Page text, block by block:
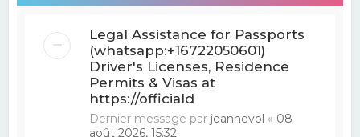
Legal Assistance for Passports
(whatsapp:+16722050601)
Driver's Licenses, Residence
Permits & Visas at
https://officiald
Dernier message par jeannevol « 08
août 2026, 15:32